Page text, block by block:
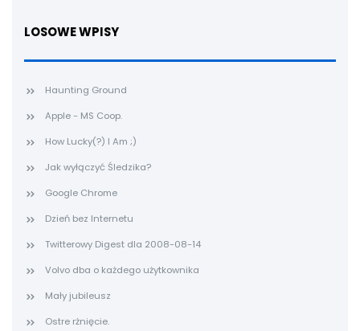
LOSOWE WPISY
Haunting Ground
Apple - MS Coop.
How Lucky(?) I Am ;)
Jak wyłączyć Śledzika?
Google Chrome
Dzień bez Internetu
Twitterowy Digest dla 2008-08-14
Volvo dba o każdego użytkownika
Mały jubileusz
Ostre rżnięcie.